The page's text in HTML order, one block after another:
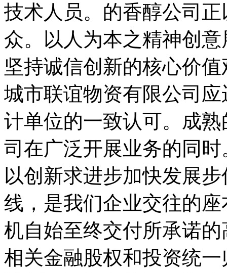
技术人员。的香醇公司
众。以人为本之精神创
坚持诚信创新的核心价
城市联谊物资有限公司
计单位的一致认可。成
司在广泛开展业务的同
以创新求进步加快发展
线，是我们企业交往的
机自始至终交付所承诺
相关金融股权和投资统